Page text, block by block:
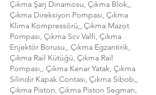
Çıkma Şarj Dinamosu, Çıkma Blok,,
Çıkma Direksiyon Pompası, Çıkma
Klima Kompressörü,, Çıkma Mazot
Pompası, Çıkma Scv Valfi, Çıkma
Enjektör Borusu,, Çıkma Egzantirik,
Çıkma Rail Kütüğü, Çıkma Rail
Pompası,, Çıkma Kenar Yatak, Çıkma
Silindir Kapak Contası, Çıkma Sibob,,
Çıkma Piston, Çıkma Piston Segman,